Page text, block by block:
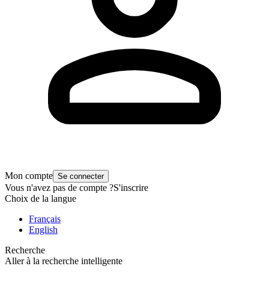
Mon compte Se connecter
Vous n'avez pas de compte ?S'inscrire
Choix de la langue
Français
English
Recherche
Aller à la recherche intelligente